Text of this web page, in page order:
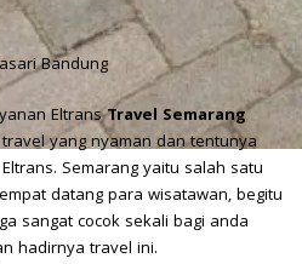
EltransTravel Semarang
yang nyaman dan tentunya
Semarang yaitu salah satu
datang para wisatawan, begitu
sangat cocok sekali bagi anda
hadirnya travel ini.